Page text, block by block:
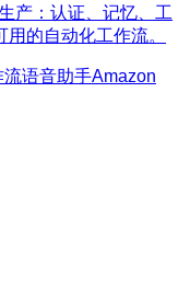
产：认证、记忆、工
的自动化工作流。
流语音助手Amazon